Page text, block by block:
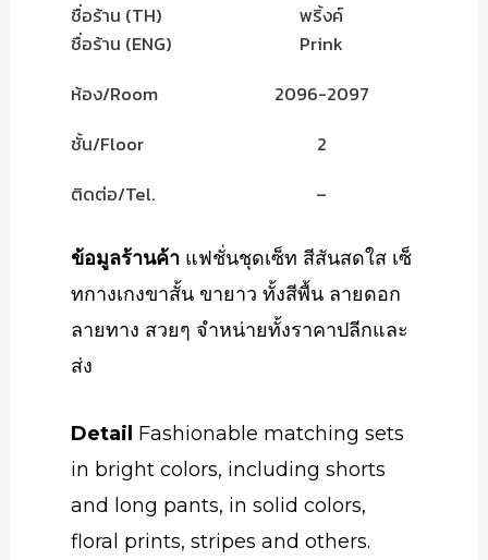
ชื่อร้าน (TH)
ชื่อร้าน (ENG)
ห้อง/Room
ชั้น/Floor
ติดต่อ/Tel.
พริ้งค์
Prink
2096-2097
2
–
ข้อมูลร้านค้า แฟชั่นชุดเซ็ท สีสันสดใส เซ็
ทกางเกงขาสั้น ขายาว ทั้งสีพื้น ลายดอก
ลายทาง สวยๆ จำหน่ายทั้งราคาปลีกและ
ส่ง
Detail Fashionable matching sets
in bright colors, including shorts
and long pants, in solid colors,
floral prints, stripes and others.